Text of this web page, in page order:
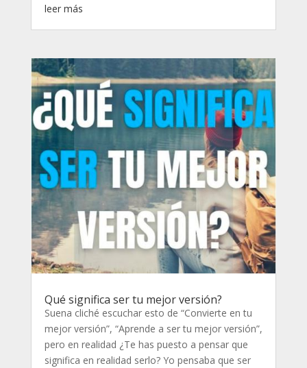
leer más
Qué significa ser tu mejor versión?
Suena cliché escuchar esto de “Convierte en tu
mejor versión”, “Aprende a ser tu mejor versión”,
pero en realidad ¿Te has puesto a pensar que
significa en realidad serlo? Yo pensaba que ser